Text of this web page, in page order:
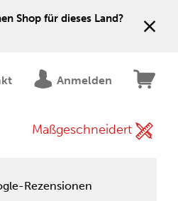
Shop für dieses Land?
Anmelden
Maßgeschneidert
Rezensionen